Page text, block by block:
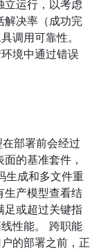
立运行，以考虑
解决率（成功完
调用可靠性。
境中通过错误
部署前会经过
的基准套件，
生成和多文件重
生产模型查看结
足或超过关键指
性能。 跨职能
的部署之前，正